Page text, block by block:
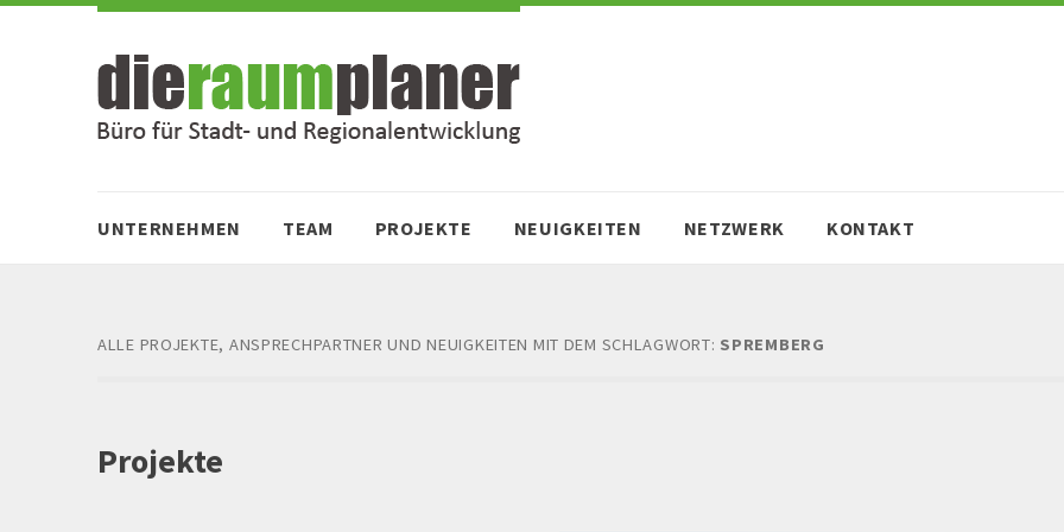
Zum
Zur
UNTERNEHMEN TEAM PROJEKTE NEUIGKEITEN NETZWERK KONTAKT
ALLE PROJEKTE, ANSPRECHPARTNER UND NEUIGKEITEN MIT DEM SCHLAGWORT: SPREMBERG
Projekte